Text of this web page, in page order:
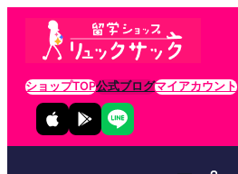
ショップTOP公式ブログマイアカウント